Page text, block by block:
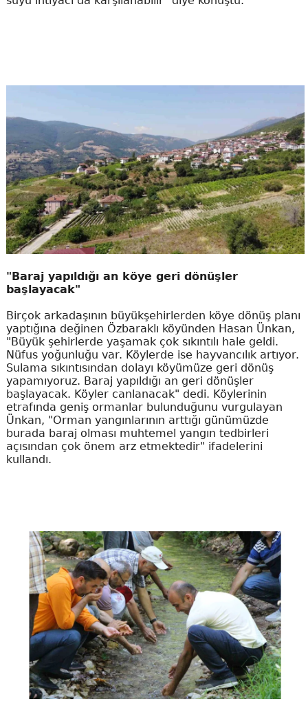
"Baraj yapıldığı an köye geri dönüşler
başlayacak"
Birçok arkadaşının büyükşehirlerden köye dönüş planı
yaptığına değinen Özbaraklı köyünden Hasan Ünkan,
"Büyük şehirlerde yaşamak çok sıkıntılı hale geldi.
Nüfus yoğunluğu var. Köylerde ise hayvancılık artıyor.
Sulama sıkıntısından dolayı köyümüze geri dönüş
yapamıyoruz. Baraj yapıldığı an geri dönüşler
başlayacak. Köyler canlanacak" dedi. Köylerinin
etrafında geniş ormanlar bulunduğunu vurgulayan
Ünkan, "Orman yangınlarının arttığı günümüzde
burada baraj olması muhtemel yangın tedbirleri
açısından çok önem arz etmektedir" ifadelerini
kullandı.